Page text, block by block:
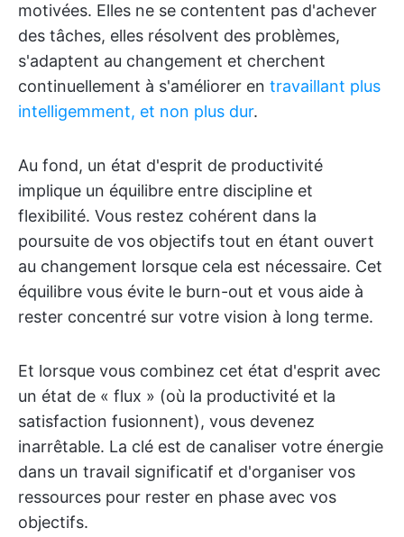
motivées. Elles ne se contentent pas d'achever
des tâches, elles résolvent des problèmes,
s'adaptent au changement et cherchent
continuellement à s'améliorer en travaillant plus
intelligemment, et non plus dur.
Au fond, un état d'esprit de productivité
implique un équilibre entre discipline et
flexibilité. Vous restez cohérent dans la
poursuite de vos objectifs tout en étant ouvert
au changement lorsque cela est nécessaire. Cet
équilibre vous évite le burn-out et vous aide à
rester concentré sur votre vision à long terme.
Et lorsque vous combinez cet état d'esprit avec
un état de « flux » (où la productivité et la
satisfaction fusionnent), vous devenez
inarrêtable. La clé est de canaliser votre énergie
dans un travail significatif et d'organiser vos
ressources pour rester en phase avec vos
objectifs.